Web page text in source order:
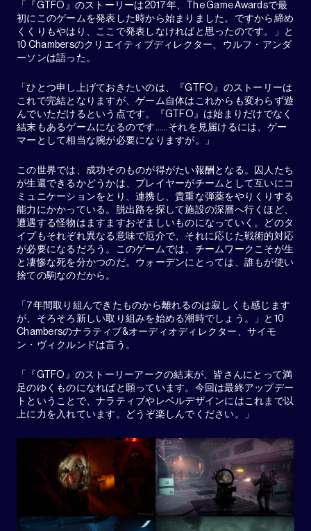
「『GTFO』のストーリーは2017年、The Game Awardsで最
初にこのゲームを発表した時から始まりました。ですから締め
くくりもやはり、ここで発表しなければと思ったのです。」と
10 Chambersのクリエイティブディレクター、ウルフ・アンダ
ーソンは語った。
「ひとつ申し上げておきたいのは、『GTFO』のストーリーは
これで完結となりますが、ゲーム自体はこれからも変わらず遊
んでいただけるという点です。『GTFO』は始まりだけでなく
結末もあるゲームになるのです……それを見届けるには、ゲー
マーとして相当な腕が必要になりますが。」
この世界では、成功そのものが得がたい報酬となる。囚人たち
が生還できるかどうかは、プレイヤーがチームとして互いにコ
ミュニケーションをとり、連携し、貴重な弾薬をやりくりする
能力にかかっている。脱出路を探して施設の深層へ行くほど、
遭遇する怪物はますますおぞましいものになっていく。どのタ
イプもそれぞれ異なる意味で厄介で、それに応じた戦術的対応
が必要になるだろう。このゲームでは、チームワークこそが生
と凄惨な死を分かつのだ。ウォーデンにとっては、誰もが使い
捨ての駒なのだから。
「7年間取り組んできたものから離れるのは寂しくも感じます
が、そろそろ新しい取り組みを始める潮時でしょう。」と10
Chambersのナラティブ&オーディオディレクター、サイモ
ン・ヴィクルンドは言う。
「『GTFO』のストーリーアークの結末が、皆さんにとって満
足のゆくものになればと願っています。今回は最終アップデー
トということで、ナラティブやレベルデザインにはこれまで以
上に力を入れています。どうぞ楽しんでください。」